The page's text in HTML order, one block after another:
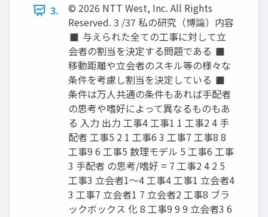
3.
© 2026 NTT West, Inc. All Rights
Reserved. 3 /37 私の研究（博論）内容
◼ 与えられた全ての工事に対して立
会者の割当を決定する問題である ◼
移動距離や立会者のスキル等の様々な
条件を考慮し割当を決定している ◼
条件は万人共通の条件もあれば手配者
の思考や嗜好によって異なるものもあ
る 入力 出力 工事4 工事1 1 工事2 4 手
配者 工事5 2 1 工事6 3 工事7 工事8 8
工事9 6 工事5 数理モデル 5 工事6 工事
3 手配者 の思考/嗜好 = 7 工事2 4 2 5
工事3 立会者1～4 工事4 工事1 立会者4
3 工事7 立会者1 7 立会者2 工事8 ブラ
ックボックス 化 8 工事9 9 9 立会者3 6